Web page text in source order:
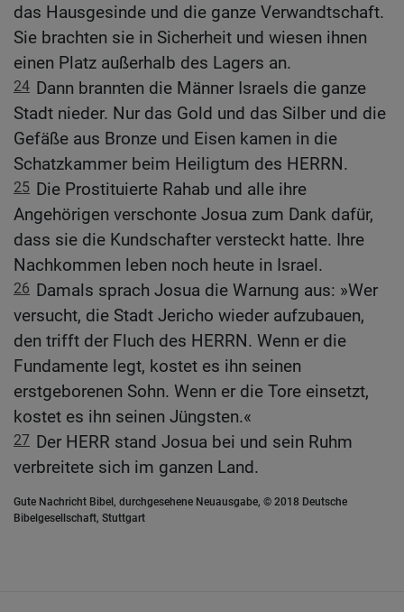
das Hausgesinde und die ganze Verwandtschaft.
Sie brachten sie in Sicherheit und wiesen ihnen
einen Platz außerhalb des Lagers an.
24 Dann brannten die Männer Israels die ganze
Stadt nieder. Nur das Gold und das Silber und die
Gefäße aus Bronze und Eisen kamen in die
Schatzkammer beim Heiligtum des HERRN.
25 Die Prostituierte Rahab und alle ihre
Angehörigen verschonte Josua zum Dank dafür,
dass sie die Kundschafter versteckt hatte. Ihre
Nachkommen leben noch heute in Israel.
26 Damals sprach Josua die Warnung aus: »Wer
versucht, die Stadt Jericho wieder aufzubauen,
den trifft der Fluch des HERRN. Wenn er die
Fundamente legt, kostet es ihn seinen
erstgeborenen Sohn. Wenn er die Tore einsetzt,
kostet es ihn seinen Jüngsten.«
27 Der HERR stand Josua bei und sein Ruhm
verbreitete sich im ganzen Land.
Gute Nachricht Bibel, durchgesehene Neuausgabe, © 2018 Deutsche
Bibelgesellschaft, Stuttgart